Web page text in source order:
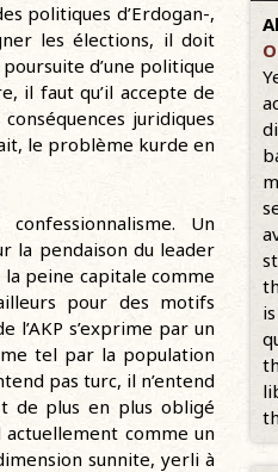
politiques d’Erdogan-,
les élections, il doit
d’une politique
il faut qu’il accepte de
juridiques
le problème kurde en
Un
la pendaison du leader
peine capitale comme
pour des motifs
s’exprime par un
tel par la population
pas turc, il n’entend
de plus en plus obligé
comme un
sunnite, yerli à